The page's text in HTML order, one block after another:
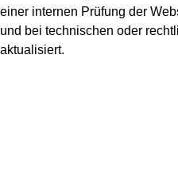
einer internen Prüfung der
und bei technischen oder
aktualisiert.